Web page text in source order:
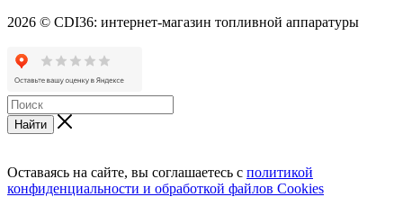
2026 © CDI36: интернет-магазин топливной аппаратуры
Найти
Оставаясь на сайте, вы соглашаетесь с политикой
конфиденциальности и обработкой файлов Cookies